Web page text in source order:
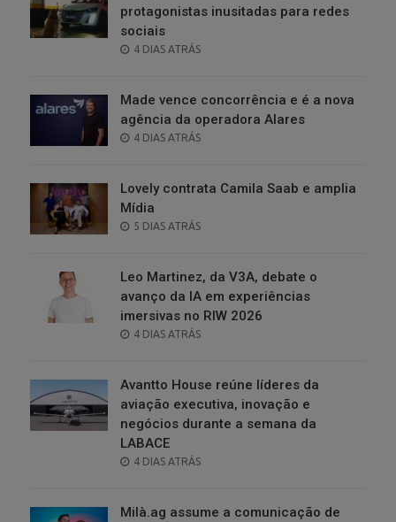
protagonistas inusitadas para redes
sociais
POSTED
4 DIAS ATRÁS
Made vence concorrência e é a nova
agência da operadora Alares
POSTED
4 DIAS ATRÁS
Lovely contrata Camila Saab e amplia
Mídia
POSTED
5 DIAS ATRÁS
Leo Martinez, da V3A, debate o
avanço da IA em experiências
imersivas no RIW 2026
POSTED
4 DIAS ATRÁS
Avantto House reúne líderes da
aviação executiva, inovação e
negócios durante a semana da
LABACE
POSTED
4 DIAS ATRÁS
Milà.ag assume a comunicação de